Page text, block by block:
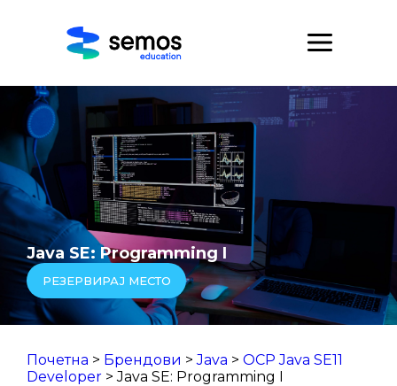
Java SE: Programming I
РЕЗЕРВИРАЈ МЕСТО
Почетна > Брендови >Java > OCP Java SE11
Developer > Java SE: Programming I